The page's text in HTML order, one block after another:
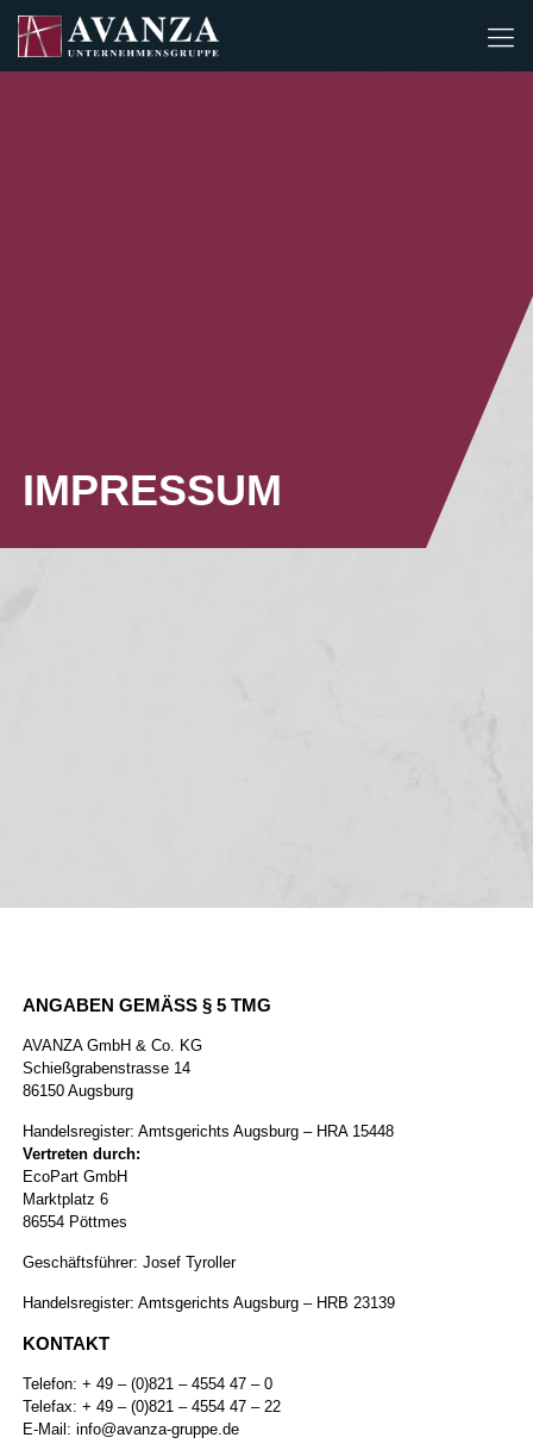
IMPRESSUM
ANGABEN GEMÄSS § 5 TMG
AVANZA GmbH & Co. KG
Schießgrabenstrasse 14
86150 Augsburg
Handelsregister: Amtsgerichts Augsburg – HRA 15448
Vertreten durch:
EcoPart GmbH
Marktplatz 6
86554 Pöttmes
Geschäftsführer: Josef Tyroller
Handelsregister: Amtsgerichts Augsburg – HRB 23139
KONTAKT
Telefon: + 49 – (0)821 – 4554 47 – 0
Telefax: + 49 – (0)821 – 4554 47 – 22
E-Mail: info@avanza-gruppe.de